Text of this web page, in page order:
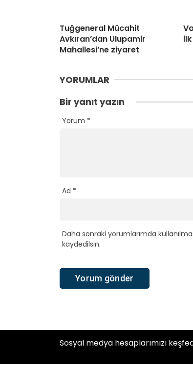
Tuğgeneral Mücahit
Avkıran’dan Ulupamir
Mahallesi’ne ziyaret
YORUMLAR
Bir yanıt yazın
Yorum *
Ad *
Daha sonraki yorumlarımda
kaydedilsin.
Sosyal medya hesaplarımızı